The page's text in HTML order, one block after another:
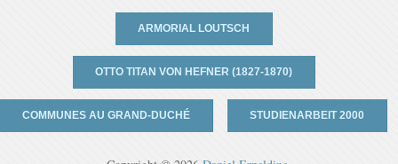
ARMORIAL LOUTSCH
OTTO TITAN VON HEFNER (1827-1870)
COMMUNES AU GRAND-DUCHÉ STUDIENARBEIT 2000